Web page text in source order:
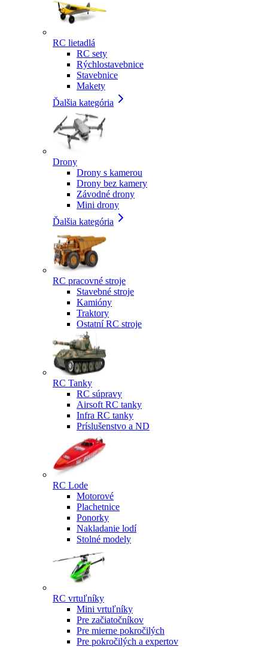
RC lietadlá
RC sety
Rýchlostavebnice
Stavebnice
Makety
Ďalšia kategória
Drony
Drony s kamerou
Drony bez kamery
Závodné drony
Mini drony
Ďalšia kategória
RC pracovné stroje
Stavebné stroje
Kamióny
Traktory
Ostatní RC stroje
RC Tanky
RC súpravy
Airsoft RC tanky
Infra RC tanky
Príslušenstvo a ND
RC Lode
Motorové
Plachetnice
Ponorky
Nakladanie lodí
Stolné modely
RC vrtuľníky
Mini vrtuľníky
Pre začiatočníkov
Pre mierne pokročilých
Pre pokročilých a expertov